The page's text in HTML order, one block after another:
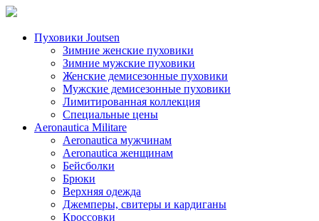
Пуховики Joutsen
Зимние женские пуховики
Зимние мужские пуховики
Женские демисезонные пуховики
Мужские демисезонные пуховики
Лимитированная коллекция
Специальные цены
Aeronautica Militare
Aeronautica мужчинам
Aeronautica женщинам
Бейсболки
Брюки
Верхняя одежда
Джемперы, свитеры и кардиганы
Кроссовки